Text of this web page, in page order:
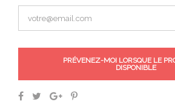
PRÉVENEZ-MOI LORSQUE LE
DISPONIBLE